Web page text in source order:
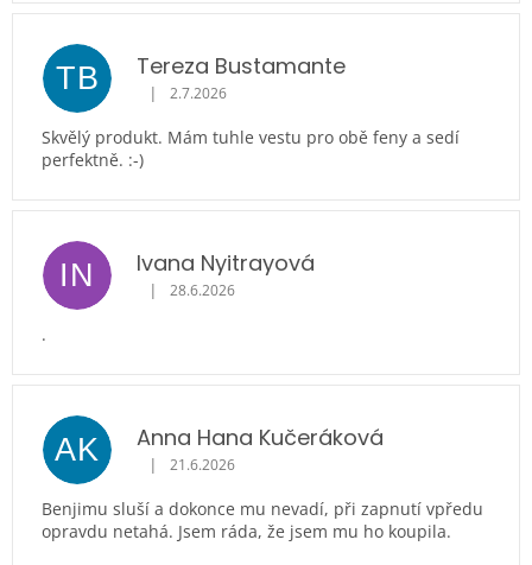
TB Tereza Bustamante
Hodnocení obchodu je 5 z 5 hvězdiček.
| 2.7.2026
Skvělý produkt. Mám tuhle vestu pro obě feny a sedí
perfektně. :-)
IN Ivana Nyitrayová
Hodnocení obchodu je 5 z 5 hvězdiček.
| 28.6.2026
.
AK Anna Hana Kučeráková
Hodnocení obchodu je 5 z 5 hvězdiček.
| 21.6.2026
Benjimu sluší a dokonce mu nevadí, při zapnutí vpředu
opravdu netahá. Jsem ráda, že jsem mu ho koupila.